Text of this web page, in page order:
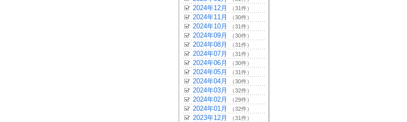
2024年12月 （31件）
2024年11月 （30件）
2024年10月 （31件）
2024年09月 （30件）
2024年08月 （31件）
2024年07月 （31件）
2024年06月 （30件）
2024年05月 （31件）
2024年04月 （30件）
2024年03月 （32件）
2024年02月 （29件）
2024年01月 （32件）
2023年12月 （31件）